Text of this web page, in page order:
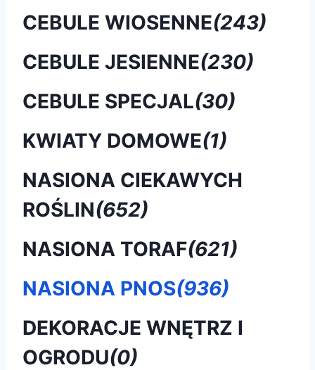
CEBULE WIOSENNE(243)
CEBULE JESIENNE(230)
CEBULE SPECJAL(30)
KWIATY DOMOWE(1)
NASIONA CIEKAWYCH
ROŚLIN(652)
NASIONA TORAF(621)
NASIONA PNOS(936)
DEKORACJE WNĘTRZ I
OGRODU(0)